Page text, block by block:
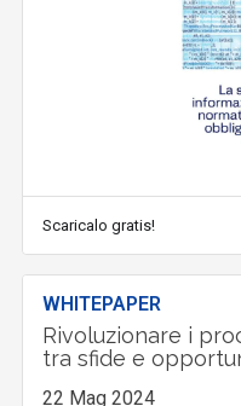
Scaricalo gratis!
WHITEPAPER
Rivoluzionare i
tra sfide e
22 Mag 2024